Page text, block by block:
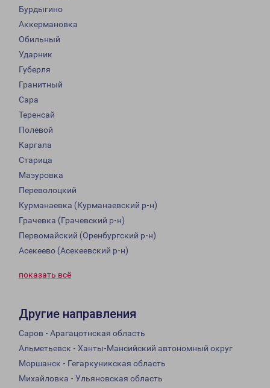
Бурдыгино
Аккермановка
Обильный
Ударник
Губерля
Гранитный
Сара
Теренсай
Полевой
Каргала
Старица
Мазуровка
Переволоцкий
Курманаевка (Курманаевский р-н)
Грачевка (Грачевский р-н)
Первомайский (Оренбургский р-н)
Асекеево (Асекеевский р-н)
показать всё
Другие направления
Саров - Арагацотнская область
Альметьевск - Ханты-Мансийский автономный округ
Моршанск - Гегаркуникская область
Михайловка - Ульяновская область